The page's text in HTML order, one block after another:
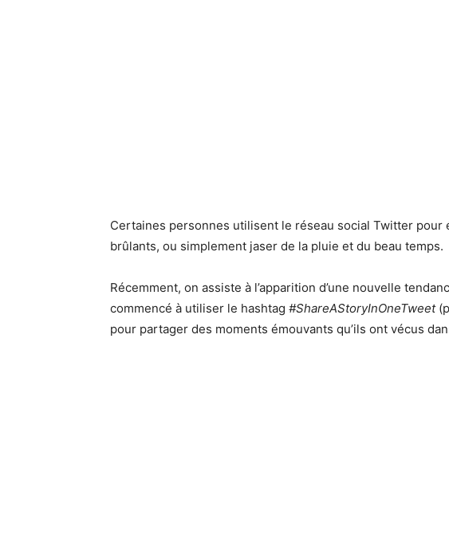
Certaines personnes utilisent le réseau social Twitter
brûlants, ou simplement jaser de la pluie et du beau temps.
Récemment, on assiste à l’apparition d’une nouvelle
commencé à utiliser le hashtag #ShareAStoryInOneTweet
pour partager des moments émouvants qu’ils ont vécus